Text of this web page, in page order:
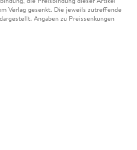
Verlag gesenkt. Die jeweils zutreffende
Angaben zu Preissenkungen